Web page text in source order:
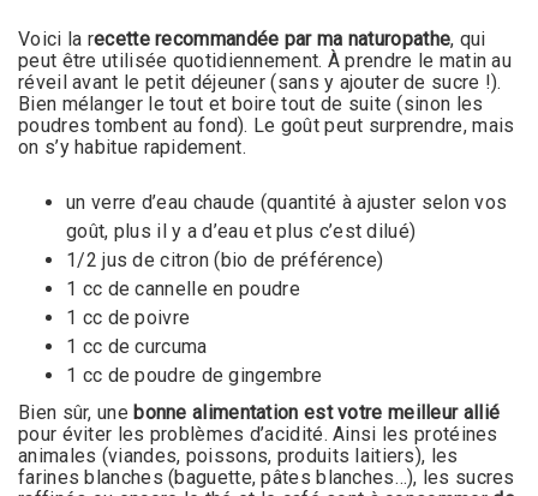
Voici la recette recommandée par ma naturopathe, qui
peut être utilisée quotidiennement. À prendre le matin au
réveil avant le petit déjeuner (sans y ajouter de sucre !).
Bien mélanger le tout et boire tout de suite (sinon les
poudres tombent au fond). Le goût peut surprendre, mais
on s’y habitue rapidement.
un verre d’eau chaude (quantité à ajuster selon vos
goût, plus il y a d’eau et plus c’est dilué)
1/2 jus de citron (bio de préférence)
1 cc de cannelle en poudre
1 cc de poivre
1 cc de curcuma
1 cc de poudre de gingembre
Bien sûr, une bonne alimentation est votre meilleur allié
pour éviter les problèmes d’acidité. Ainsi les protéines
animales (viandes, poissons, produits laitiers), les
farines blanches (baguette, pâtes blanches…), les sucres